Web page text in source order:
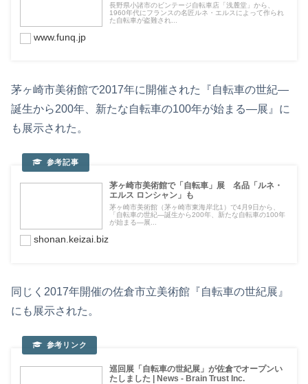
長野県小諸市のビンテージ自転車店「浅麓堂」から、
1960年代にフランスの名匠ルネ・エルスによって作られ
た自転車が盗難され...
www.funq.jp
茅ヶ崎市美術館で2017年に開催された『自転車の世紀―
誕生から200年、新たな自転車の100年が始まる―展』に
も展示された。
茅ヶ崎市美術館で「自転車」展 名品「ルネ・
エルス ロンシャン」も
茅ヶ崎市美術館（茅ヶ崎市東海岸北1）で4月9日から、
「自転車の世紀―誕生から200年、新たな自転車の100年
が始まる―展...
shonan.keizai.biz
同じく2017年開催の佐倉市立美術館『自転車の世紀展』
にも展示された。
巡回展「自転車の世紀展」が佐倉でオープンい
たしました | News - Brain Trust Inc.